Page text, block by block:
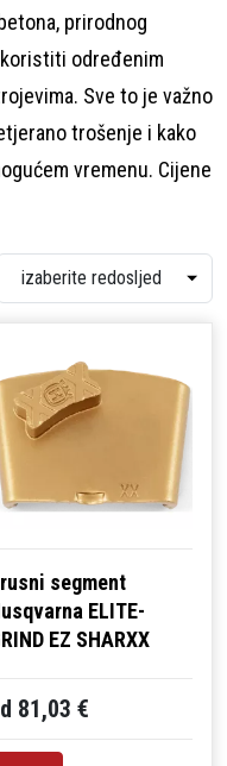
prirodnog
određenim
Sve to je važno
trošenje i kako
vremenu. Cijene
segment
ELITE-
EZ SHARXX
81,03 €